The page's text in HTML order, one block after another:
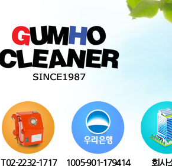
T 02-2232-1717
1005-901-179414
회사